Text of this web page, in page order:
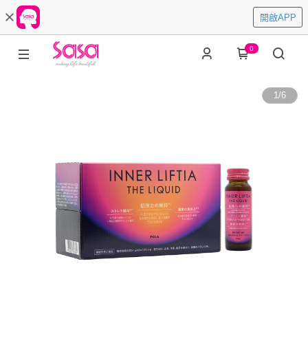
開啟APP
0
1/6